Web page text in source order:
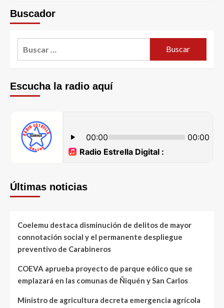
Buscador
Escucha la radio aquí
Últimas noticias
Coelemu destaca disminución de delitos de mayor
connotación social y el permanente despliegue
preventivo de Carabineros
COEVA aprueba proyecto de parque eólico que se
emplazará en las comunas de Ñiquén y San Carlos
Ministro de agricultura decreta emergencia agrícola